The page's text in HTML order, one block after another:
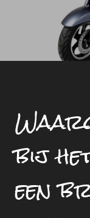
bij
een